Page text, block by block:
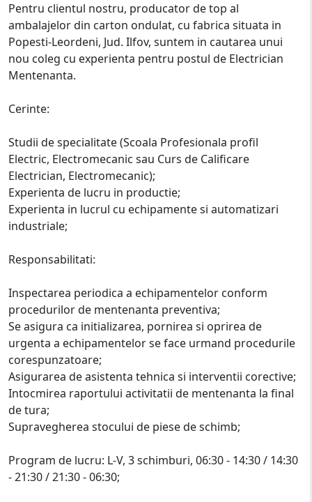
Pentru clientul nostru, producator de top al
ambalajelor din carton ondulat, cu fabrica situata in
Popesti-Leordeni, Jud. Ilfov, suntem in cautarea unui
nou coleg cu experienta pentru postul de Electrician
Mentenanta.
Cerinte:
Studii de specialitate (Scoala Profesionala profil
Electric, Electromecanic sau Curs de Calificare
Electrician, Electromecanic);
Experienta de lucru in productie;
Experienta in lucrul cu echipamente si automatizari
industriale;
Responsabilitati:
Inspectarea periodica a echipamentelor conform
procedurilor de mentenanta preventiva;
Se asigura ca initializarea, pornirea si oprirea de
urgenta a echipamentelor se face urmand procedurile
corespunzatoare;
Asigurarea de asistenta tehnica si interventii corective;
Intocmirea raportului activitatii de mentenanta la final
de tura;
Supravegherea stocului de piese de schimb;
Program de lucru: L-V, 3 schimburi, 06:30 - 14:30 / 14:30
- 21:30 / 21:30 - 06:30;